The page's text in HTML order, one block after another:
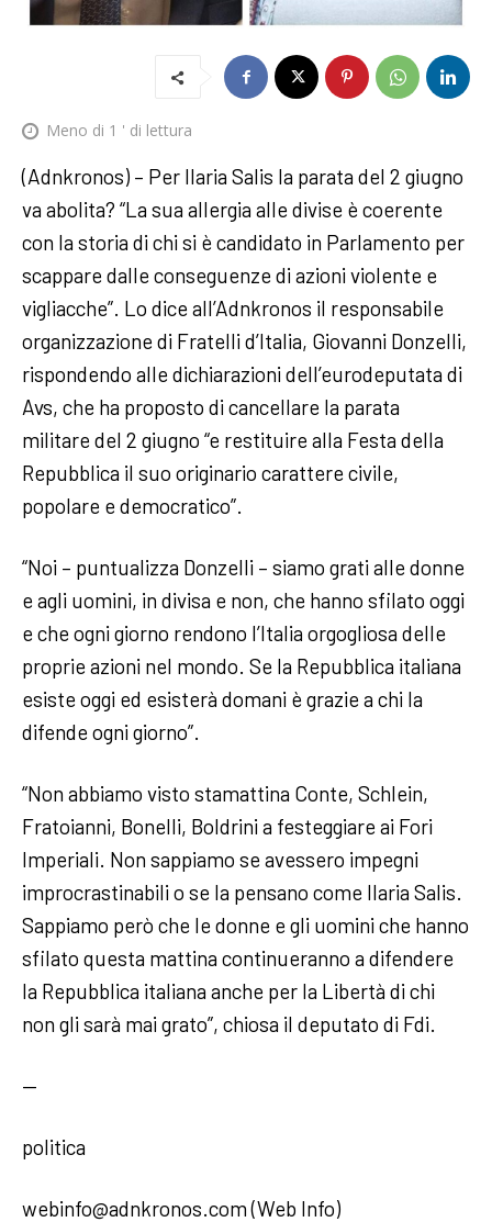
Meno di 1 ' di lettura
(Adnkronos) – Per Ilaria Salis la parata del 2 giugno
va abolita? “La sua allergia alle divise è coerente
con la storia di chi si è candidato in Parlamento per
scappare dalle conseguenze di azioni violente e
vigliacche”. Lo dice all’Adnkronos il responsabile
organizzazione di Fratelli d’Italia, Giovanni Donzelli,
rispondendo alle dichiarazioni dell’eurodeputata di
Avs, che ha proposto di cancellare la parata
militare del 2 giugno “e restituire alla Festa della
Repubblica il suo originario carattere civile,
popolare e democratico”.
“Noi – puntualizza Donzelli – siamo grati alle donne
e agli uomini, in divisa e non, che hanno sfilato oggi
e che ogni giorno rendono l’Italia orgogliosa delle
proprie azioni nel mondo. Se la Repubblica italiana
esiste oggi ed esisterà domani è grazie a chi la
difende ogni giorno”.
“Non abbiamo visto stamattina Conte, Schlein,
Fratoianni, Bonelli, Boldrini a festeggiare ai Fori
Imperiali. Non sappiamo se avessero impegni
improcrastinabili o se la pensano come Ilaria Salis.
Sappiamo però che le donne e gli uomini che hanno
sfilato questa mattina continueranno a difendere
la Repubblica italiana anche per la Libertà di chi
non gli sarà mai grato”, chiosa il deputato di Fdi.
—
politica
webinfo@adnkronos.com (Web Info)